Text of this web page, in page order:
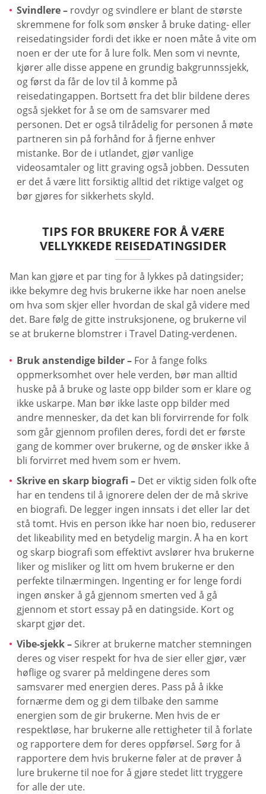
Svindlere – rovdyr og svindlere er blant de største
skremmene for folk som ønsker å bruke dating- eller
reisedatingsider fordi det ikke er noen måte å vite om
noen er der ute for å lure folk. Men som vi nevnte,
kjører alle disse appene en grundig bakgrunnssjekk,
og først da får de lov til å komme på
reisedatingappen. Bortsett fra det blir bildene deres
også sjekket for å se om de samsvarer med
personen. Det er også tilrådelig for personen å møte
partneren sin på forhånd for å fjerne enhver
mistanke. Bor de i utlandet, gjør vanlige
videosamtaler og litt graving også jobben. Dessuten
er det å være litt forsiktig alltid det riktige valget og
bør gjøres for sikkerhets skyld.
TIPS FOR BRUKERE FOR Å VÆRE
VELLYKKEDE REISEDATINGSIDER
Man kan gjøre et par ting for å lykkes på datingsider;
ikke bekymre deg hvis brukerne ikke har noen anelse
om hva som skjer eller hvordan de skal gå videre med
det. Bare følg de gitte instruksjonene, og brukerne vil
se at brukerne blomstrer i Travel Dating-verdenen.
Bruk anstendige bilder – For å fange folks
oppmerksomhet over hele verden, bør man alltid
huske på å bruke og laste opp bilder som er klare og
ikke uskarpe. Man bør ikke laste opp bilder med
andre mennesker, da det kan bli forvirrende for folk
som går gjennom profilen deres, fordi det er første
gang de kommer over brukerne, og de ønsker ikke å
bli forvirret med hvem som er hvem.
Skrive en skarp biografi – Det er viktig siden folk ofte
har en tendens til å ignorere delen der de må skrive
en biografi. De legger ingen innsats i det eller lar det
stå tomt. Hvis en person ikke har noen bio, reduserer
det likeability med en betydelig margin. Å ha en kort
og skarp biografi som effektivt avslører hva brukerne
liker og misliker og litt om hvem brukerne er den
perfekte tilnærmingen. Ingenting er for lenge fordi
ingen ønsker å gå gjennom smerten ved å gå
gjennom et stort essay på en datingside. Kort og
skarpt gjør det.
Vibe-sjekk – Sikrer at brukerne matcher stemningen
deres og viser respekt for hva de sier eller gjør, vær
høflige og svarer på meldingene deres som
samsvarer med energien deres. Pass på å ikke
fornærme dem og gi dem tilbake den samme
energien som de gir brukerne. Men hvis de er
respektløse, har brukerne alle rettigheter til å forlate
og rapportere dem for deres oppførsel. Sørg for å
rapportere dem hvis brukerne føler at de prøver å
lure brukerne til noe for å gjøre stedet litt tryggere
for alle der ute.